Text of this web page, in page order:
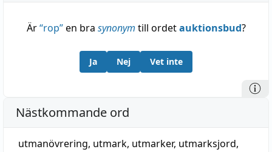
Är“rop”en bra synonym till ordetauktionsbud?
Ja Nej Vet inte
Nästkommande ord
utmanövrering, utmark, utmarker, utmarksjord,